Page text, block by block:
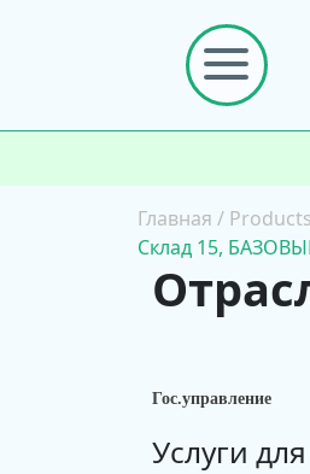
Главная / Products
Склад 15,
Гос.управление
Услуги